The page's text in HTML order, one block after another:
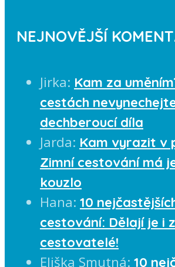
NEJNOVĚJŠÍ
Jirka: Kam za
cestách
dechberoucí díla
Jarda: Kam vyrazit v
Zimní cestování má
kouzlo
Hana: 10
cestování: Dělají je i
cestovatelé!
Eliška Smutná: 10